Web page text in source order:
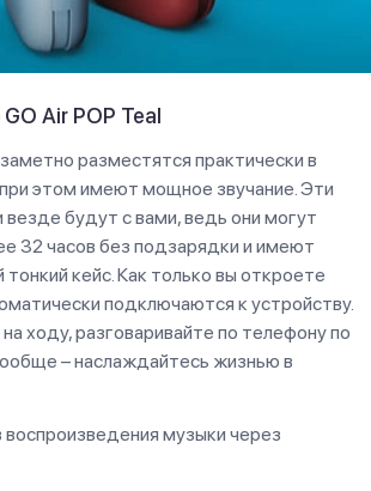
Air POP Teal
разместятся практически в
этом имеют мощное звучание. Эти
везде будут с вами, ведь они могут
32 часов без подзарядки и имеют
кейс. Как только вы откроете
подключаются к устройству.
ходу, разговаривайте по телефону по
– наслаждайтесь жизнью в
воспроизведения музыки через